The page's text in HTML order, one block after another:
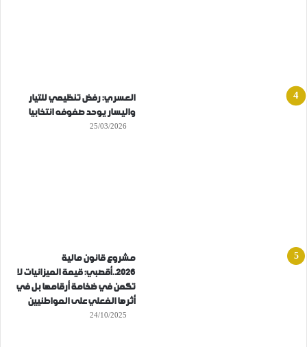
العسري: رفض تنظيمي للتيار
واليسار يوحد صفوفه انتخابيا
25/03/2026
مشروع قانون مالية
2026..أقصبي: قيمة الميزانيات لا
تكمن في ضخامة أرقامها بل في
أثرها الفعلي على المواطنيين
24/10/2025